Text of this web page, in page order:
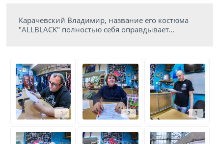
Карачевский Владимир, название его костюма
"ALLBLACK" полностью себя оправдывает...
1 2 3